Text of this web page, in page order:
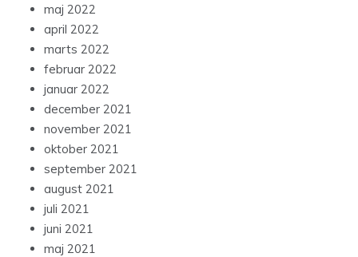
maj 2022
april 2022
marts 2022
februar 2022
januar 2022
december 2021
november 2021
oktober 2021
september 2021
august 2021
juli 2021
juni 2021
maj 2021